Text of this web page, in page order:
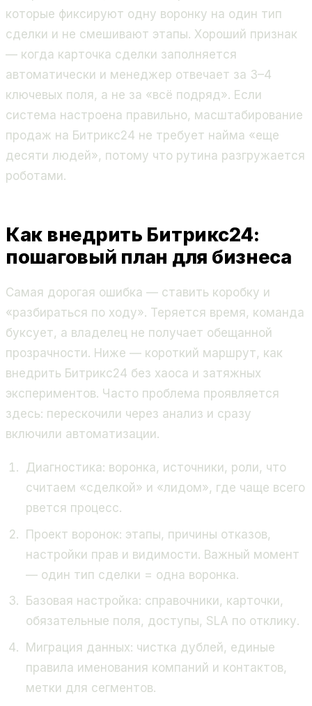
которые фиксируют одну воронку на один тип
сделки и не смешивают этапы. Хороший признак
— когда карточка сделки заполняется
автоматически и менеджер отвечает за 3–4
ключевых поля, а не за «всё подряд». Если
система настроена правильно, масштабирование
продаж на Битрикс24 не требует найма «еще
десяти людей», потому что рутина разгружается
роботами.
Как внедрить Битрикс24:
пошаговый план для бизнеса
Самая дорогая ошибка — ставить коробку и
«разбираться по ходу». Теряется время, команда
буксует, а владелец не получает обещанной
прозрачности. Ниже — короткий маршрут, как
внедрить Битрикс24 без хаоса и затяжных
экспериментов. Часто проблема проявляется
здесь: перескочили через анализ и сразу
включили автоматизации.
Диагностика: воронка, источники, роли, что
считаем «сделкой» и «лидом», где чаще всего
рвется процесс.
Проект воронок: этапы, причины отказов,
настройки прав и видимости. Важный момент
— один тип сделки = одна воронка.
Базовая настройка: справочники, карточки,
обязательные поля, доступы, SLA по отклику.
Миграция данных: чистка дублей, единые
правила именования компаний и контактов,
метки для сегментов.